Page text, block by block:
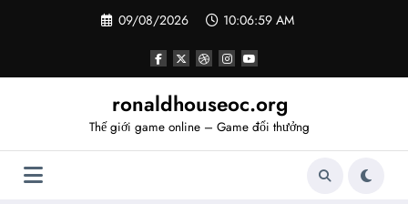
09/08/2026 10:07:00 AM
ronaldhouseoc.org
Thế giới game online – Game đổi thưởng